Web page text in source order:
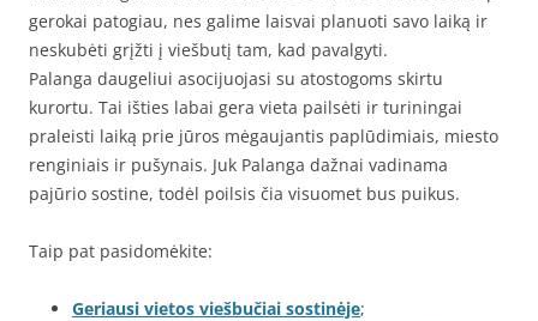
gerokai patogiau, nes galime laisvai planuoti savo laiką ir
neskubėti grįžti į viešbutį tam, kad pavalgyti.
Palanga daugeliui asocijuojasi su atostogoms skirtu
kurortu. Tai išties labai gera vieta pailsėti ir turiningai
praleisti laiką prie jūros mėgaujantis paplūdimiais, miesto
renginiais ir pušynais. Juk Palanga dažnai vadinama
pajūrio sostine, todėl poilsis čia visuomet bus puikus.
Taip pat pasidomėkite:
Geriausi vietos viešbučiai sostinėje;